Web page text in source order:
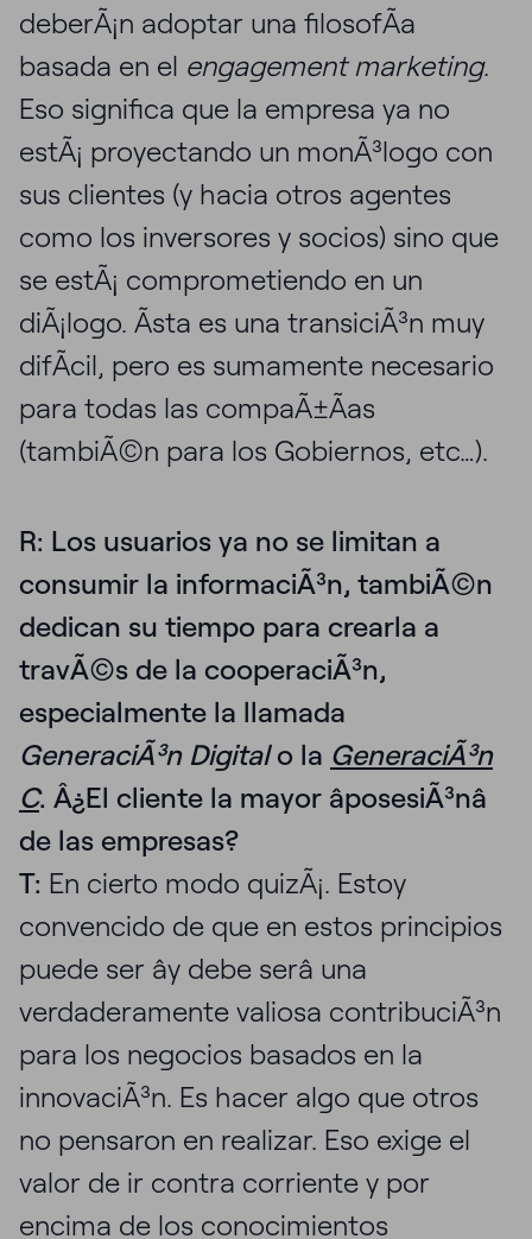
deberÃ¡n adoptar una filosofÃ­a
basada en el engagement marketing.
Eso significa que la empresa ya no
estÃ¡ proyectando un monÃ³logo con
sus clientes (y hacia otros agentes
como los inversores y socios) sino que
se estÃ¡ comprometiendo en un
diÃ¡logo. Ãsta es una transiciÃ³n muy
difÃ­cil, pero es sumamente necesario
para todas las compaÃ±Ã­as
(tambiÃ©n para los Gobiernos, etc…).
R: Los usuarios ya no se limitan a
consumir la informaciÃ³n, tambiÃ©n
dedican su tiempo para crearla a
travÃ©s de la cooperaciÃ³n,
especialmente la llamada
GeneraciÃ³n Digitalo la GeneraciÃ³n
C. Â¿El cliente la mayor âposesiÃ³nâ
de las empresas?
T: En cierto modo quizÃ¡. Estoy
convencido de que en estos principios
puede ser ây debe serâ una
verdaderamente valiosa contribuciÃ³n
para los negocios basados en la
innovaciÃ³n. Es hacer algo que otros
no pensaron en realizar. Eso exige el
valor de ir contra corriente y por
encima de los conocimientos